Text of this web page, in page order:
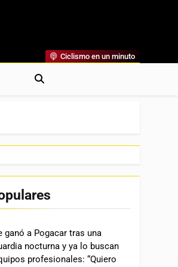
Web Ciclista De Referencia.
Ciclismo en un minuto
ganó a Pogacar tras una
nocturna y ya lo buscan
profesionales: “Quiero